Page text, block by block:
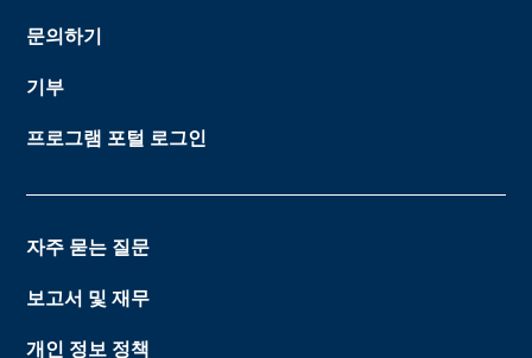
문의하기
기부
프로그램 포털 로그인
자주 묻는 질문
보고서 및 재무
개인 정보 정책